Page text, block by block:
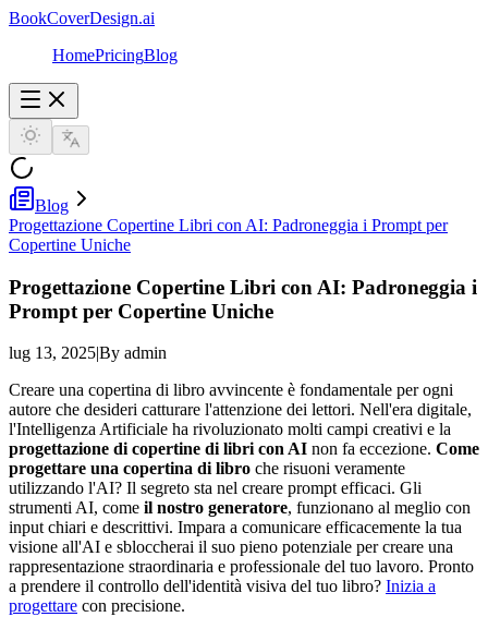
BookCoverDesign.ai
HomePricingBlog
Blog
Progettazione Copertine Libri con AI: Padroneggia i Prompt per
Copertine Uniche
Progettazione Copertine Libri con AI: Padroneggia i
Prompt per Copertine Uniche
lug 13, 2025|By admin
Creare una copertina di libro avvincente è fondamentale per ogni
autore che desideri catturare l'attenzione dei lettori. Nell'era digitale,
l'Intelligenza Artificiale ha rivoluzionato molti campi creativi e la
progettazione di copertine di libri con AI non fa eccezione. Come
progettare una copertina di libro che risuoni veramente
utilizzando l'AI? Il segreto sta nel creare prompt efficaci. Gli
strumenti AI, come il nostro generatore, funzionano al meglio con
input chiari e descrittivi. Impara a comunicare efficacemente la tua
visione all'AI e sbloccherai il suo pieno potenziale per creare una
rappresentazione straordinaria e professionale del tuo lavoro. Pronto
a prendere il controllo dell'identità visiva del tuo libro? Inizia a
progettare con precisione.